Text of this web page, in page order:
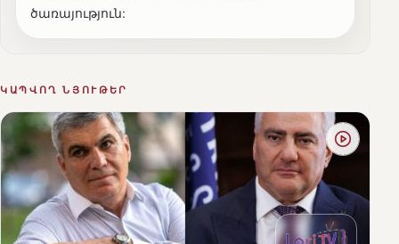
ծառայություն:
ԿԱՊՎՈՂ ՆՅՈՒԹԵՐ